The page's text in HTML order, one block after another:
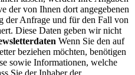
der von Ihnen dort angegebenen
der Anfrage und für den Fall von
Diese Daten geben wir nicht
Wenn Sie den auf
beziehen möchten, benötigen
sowie Informationen, welche
Sie der Inhaber der